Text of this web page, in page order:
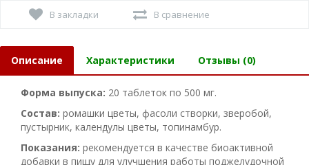
В закладки В сравнение
Описание Характеристики Отзывы (0)
Форма выпуска: 20 таблеток по 500 мг.
Состав: ромашки цветы, фасоли створки, зверобой,
пустырник, календулы цветы, топинамбур.
Показания: рекомендуется в качестве биоактивной
добавки в пищу для улучшения работы поджелудочной